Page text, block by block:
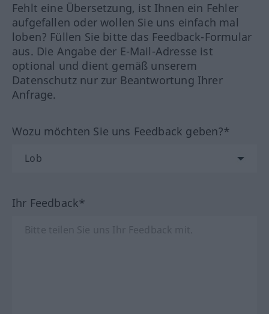
Fehlt eine Übersetzung, ist Ihnen ein Fehler
aufgefallen oder wollen Sie uns einfach mal
loben? Füllen Sie bitte das Feedback-Formular
aus. Die Angabe der E-Mail-Adresse ist
optional und dient gemäß unserem
Datenschutz nur zur Beantwortung Ihrer
Anfrage.
Wozu möchten Sie uns Feedback geben?*
Ihr Feedback*